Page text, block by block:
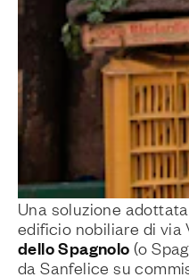
Una soluzione
edificio nobiliare di via
dello Spagnolo (o
da Sanfelice su